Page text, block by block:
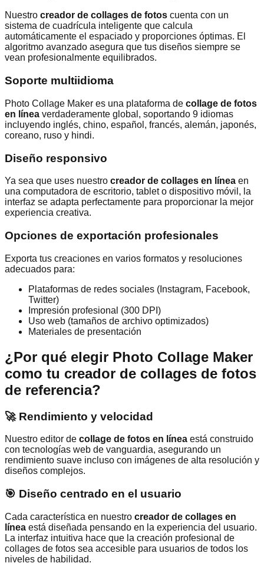
Nuestro creador de collages de fotos cuenta con un
sistema de cuadrícula inteligente que calcula
automáticamente el espaciado y proporciones óptimas. El
algoritmo avanzado asegura que tus diseños siempre se
vean profesionalmente equilibrados.
Soporte multiidioma
Photo Collage Maker es una plataforma de collage de fotos
en línea verdaderamente global, soportando 9 idiomas
incluyendo inglés, chino, español, francés, alemán, japonés,
coreano, ruso y hindi.
Diseño responsivo
Ya sea que uses nuestro creador de collages en línea en
una computadora de escritorio, tablet o dispositivo móvil, la
interfaz se adapta perfectamente para proporcionar la mejor
experiencia creativa.
Opciones de exportación profesionales
Exporta tus creaciones en varios formatos y resoluciones
adecuados para:
Plataformas de redes sociales (Instagram, Facebook,
Twitter)
Impresión profesional (300 DPI)
Uso web (tamaños de archivo optimizados)
Materiales de presentación
¿Por qué elegir Photo Collage Maker
como tu creador de collages de fotos
de referencia?
🚀 Rendimiento y velocidad
Nuestro editor de collage de fotos en línea está construido
con tecnologías web de vanguardia, asegurando un
rendimiento suave incluso con imágenes de alta resolución y
diseños complejos.
🎯 Diseño centrado en el usuario
Cada característica en nuestro creador de collages en
línea está diseñada pensando en la experiencia del usuario.
La interfaz intuitiva hace que la creación profesional de
collages de fotos sea accesible para usuarios de todos los
niveles de habilidad.